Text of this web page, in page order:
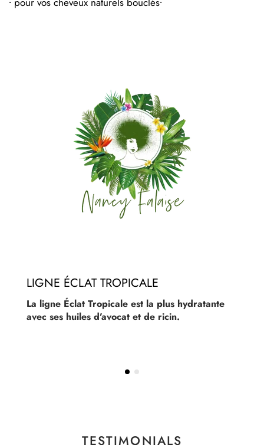
LIGNE ÉCLAT TROPICALE
La ligne Éclat Tropicale est la plus hydratante
avec ses huiles d’avocat et de ricin.
TESTIMONIALS